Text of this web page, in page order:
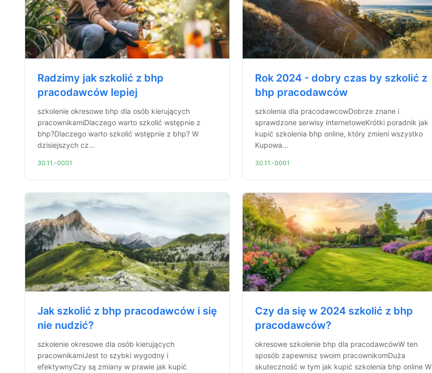
Radzimy jak szkolić z bhp
pracodawców lepiej
szkolenie okresowe bhp dla osób kierujących
pracownikamiDlaczego warto szkolić wstępnie z
bhp?Dlaczego warto szkolić wstępnie z bhp? W
dzisiejszych cz...
30.11.-0001
Rok 2024 - dobry czas by szkolić z
bhp pracodawców
szkolenia dla pracodawcowDobrze znane i
sprawdzone serwisy internetoweKrótki poradnik jak
kupić szkolenia bhp online, który zmieni wszystko
Kupowa...
30.11.-0001
Jak szkolić z bhp pracodawców i się
nie nudzić?
szkolenie okresowe dla osób kierujących
pracownikamiJest to szybki wygodny i
efektywnyCzy są zmiany w prawie jak kupić
Czy da się w 2024 szkolić z bhp
pracodawców?
okresowe szkolenie bhp dla pracodawcówW ten
sposób zapewnisz swoim pracownikomDuża
skuteczność w tym jak kupić szkolenia bhp online W